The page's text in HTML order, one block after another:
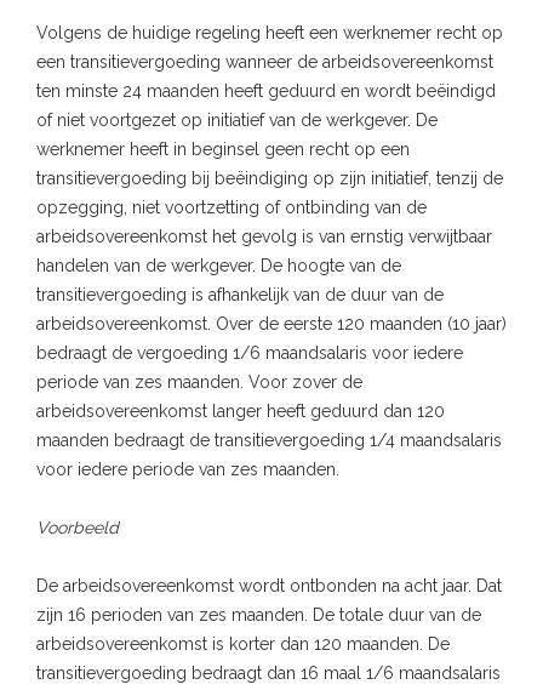
Volgens de huidige regeling heeft een werknemer recht op
een transitievergoeding wanneer de arbeidsovereenkomst
ten minste 24 maanden heeft geduurd en wordt beëindigd
of niet voortgezet op initiatief van de werkgever. De
werknemer heeft in beginsel geen recht op een
transitievergoeding bij beëindiging op zijn initiatief, tenzij de
opzegging, niet voortzetting of ontbinding van de
arbeidsovereenkomst het gevolg is van ernstig verwijtbaar
handelen van de werkgever. De hoogte van de
transitievergoeding is afhankelijk van de duur van de
arbeidsovereenkomst. Over de eerste 120 maanden (10 jaar)
bedraagt de vergoeding 1/6 maandsalaris voor iedere
periode van zes maanden. Voor zover de
arbeidsovereenkomst langer heeft geduurd dan 120
maanden bedraagt de transitievergoeding 1/4 maandsalaris
voor iedere periode van zes maanden.
Voorbeeld
De arbeidsovereenkomst wordt ontbonden na acht jaar. Dat
zijn 16 perioden van zes maanden. De totale duur van de
arbeidsovereenkomst is korter dan 120 maanden. De
transitievergoeding bedraagt dan 16 maal 1/6 maandsalaris